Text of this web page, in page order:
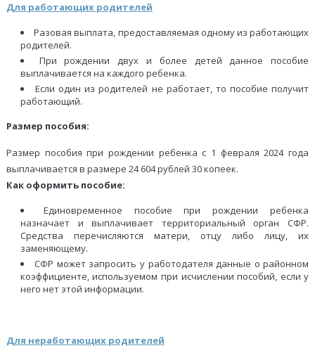
Для работающих родителей
Разовая выплата, предоставляемая одному из работающих
родителей.
При рождении двух и более детей данное пособие
выплачивается на каждого ребенка.
Если один из родителей не работает, то пособие получит
работающий.
Размер пособия:
Размер пособия при рождении ребенка с 1 февраля 2024 года
выплачивается в размере 24 604 рублей 30 копеек.
Как оформить пособие:
Единовременное пособие при рождении ребенка
назначает и выплачивает территориальный орган СФР.
Средства перечисляются матери, отцу либо лицу, их
заменяющему.
СФР может запросить у работодателя данные о районном
коэффициенте, используемом при исчислении пособий, если у
него нет этой информации.
Для неработающих родителей